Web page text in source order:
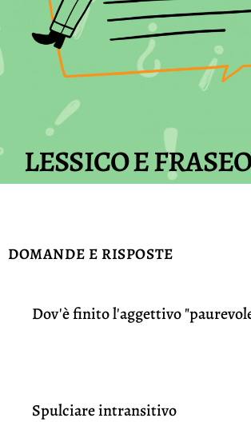
LESSICO E
DOMANDE E RISPOSTE
Dov'è finito l'aggettivo
Spulciare intransitivo